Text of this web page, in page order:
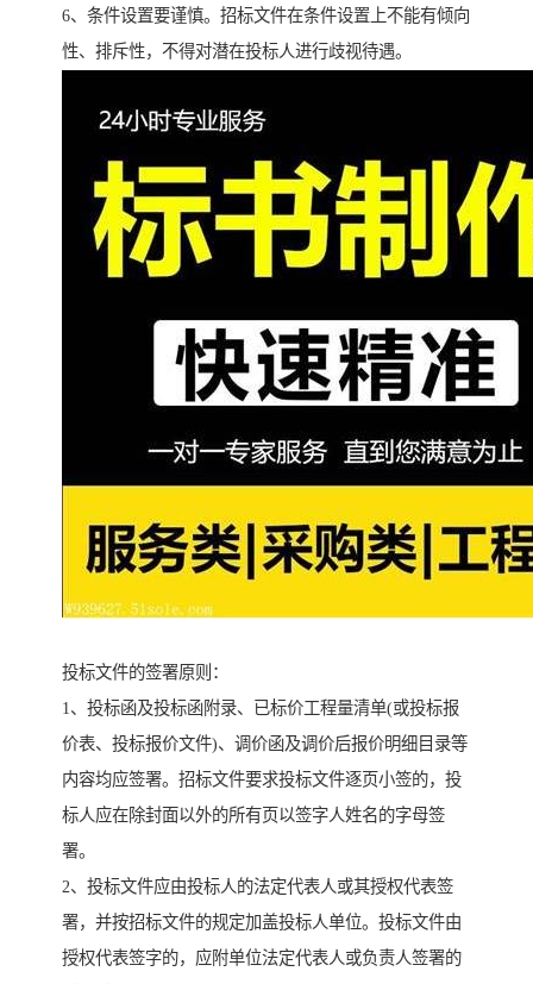
6、条件设置要谨慎。招标文件在条件设置上不能有倾向
性、排斥性，不得对潜在投标人进行歧视待遇。
投标文件的签署原则：
1、投标函及投标函附录、已标价工程量清单(或投标报
价表、投标报价文件)、调价函及调价后报价明细目录等
内容均应签署。招标文件要求投标文件逐页小签的，投
标人应在除封面以外的所有页以签字人姓名的字母签
署。
2、投标文件应由投标人的法定代表人或其授权代表签
署，并按招标文件的规定加盖投标人单位。投标文件由
授权代表签字的，应附单位法定代表人或负责人签署的